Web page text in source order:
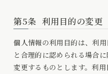
第5条 利用目的の変更
個人情報の利用目的は、利
と合理的に認められる場合
変更するものとします。利用